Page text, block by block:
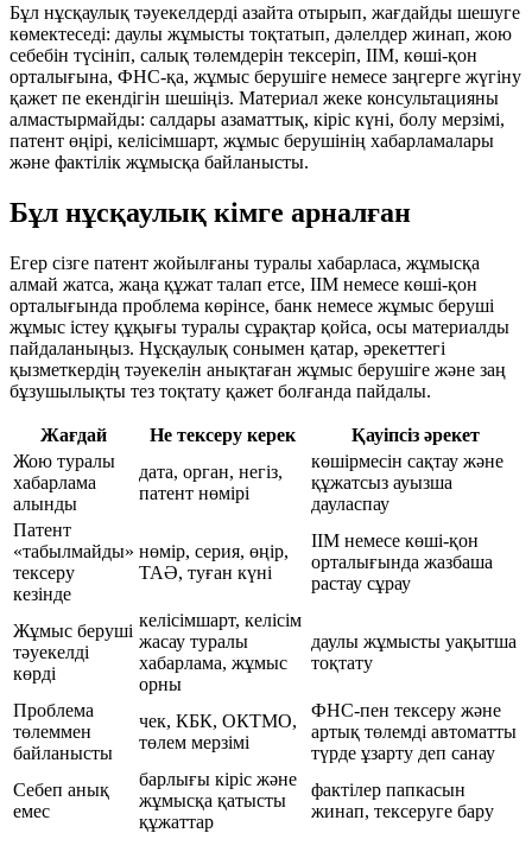
Бұл нұсқаулық тәуекелдерді азайта отырып, жағдайды шешуге
көмектеседі: даулы жұмысты тоқтатып, дәлелдер жинап, жою
себебін түсініп, салық төлемдерін тексеріп, ІІМ, көші-қон
орталығына, ФНС-қа, жұмыс берушіге немесе заңгерге жүгіну
қажет пе екендігін шешіңіз. Материал жеке консультацияны
алмастырмайды: салдары азаматтық, кіріс күні, болу мерзімі,
патент өңірі, келісімшарт, жұмыс берушінің хабарламалары
және фактілік жұмысқа байланысты.
Бұл нұсқаулық кімге арналған
Егер сізге патент жойылғаны туралы хабарласа, жұмысқа
алмай жатса, жаңа құжат талап етсе, ІІМ немесе көші-қон
орталығында проблема көрінсе, банк немесе жұмыс беруші
жұмыс істеу құқығы туралы сұрақтар қойса, осы материалды
пайдаланыңыз. Нұсқаулық сонымен қатар, әрекеттегі
қызметкердің тәуекелін анықтаған жұмыс берушіге және заң
бұзушылықты тез тоқтату қажет болғанда пайдалы.
Жағдай Не тексеру керек
Қауіпсіз әрекет
Жою туралы
хабарлама
алынды
дата, орган, негіз,
патент нөмірі
көшірмесін сақтау және
құжатсыз ауызша
дауласпау
Патент
«табылмайды»
тексеру
кезінде
нөмір, серия, өңір,
ТАӘ, туған күні
ІІМ немесе көші-қон
орталығында жазбаша
растау сұрау
Жұмыс беруші
тәуекелді
көрді
келісімшарт, келісім
жасау туралы
хабарлама, жұмыс
орны
даулы жұмысты уақытша
тоқтату
Проблема
төлеммен
байланысты
чек, КБК, ОКТМО,
төлем мерзімі
ФНС-пен тексеру және
артық төлемді автоматты
түрде ұзарту деп санау
Себеп анық
емес
барлығы кіріс және
жұмысқа қатысты
құжаттар
фактілер папкасын
жинап, тексеруге бару